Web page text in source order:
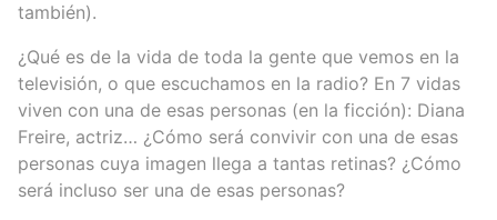
también).
¿Qué es de la vida de toda la gente que vemos en la
televisión, o que escuchamos en la radio? En 7 vidas
viven con una de esas personas (en la ficción): Diana
Freire, actriz… ¿Cómo será convivir con una de esas
personas cuya imagen llega a tantas retinas? ¿Cómo
será incluso ser una de esas personas?